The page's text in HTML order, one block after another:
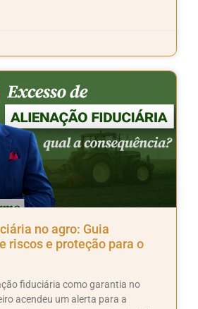
no agro: Guia
riscos e proteção para o
fiduciária como garantia no
acendeu um alerta para a